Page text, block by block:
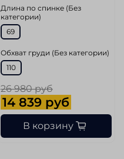
Длина по спинке (Без
категории)
69
Обхват груди (Без категории)
110
26 980 руб
14 839 руб
В корзину